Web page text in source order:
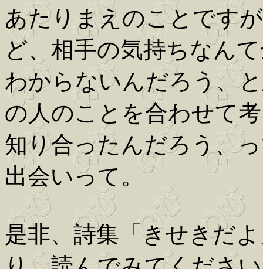
あたりまえのことです
ど、相手の気持ちなん
わからないんだろう、
の人のことを合わせて
知り合ったんだろう、
出会いって。
是非、詩集「きせきだ